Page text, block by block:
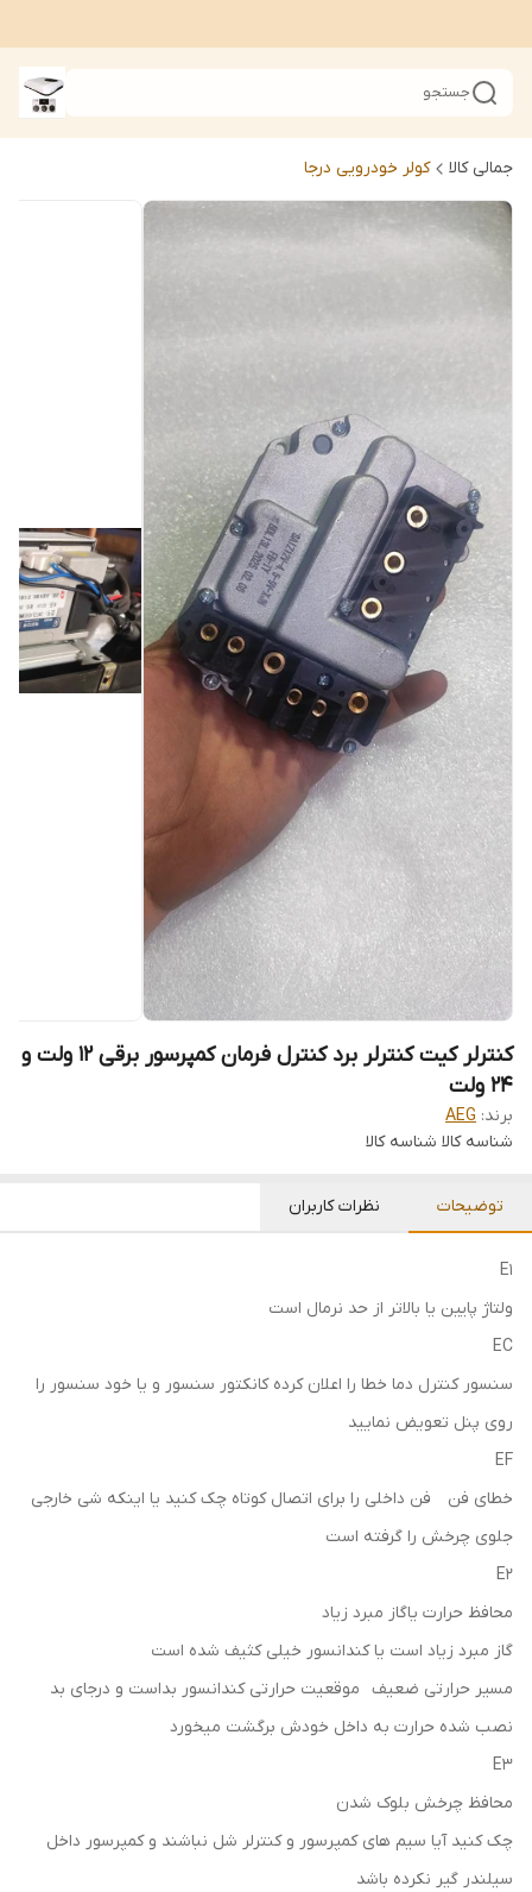
جستجو
جمالی کالا کولر خودرویی درجا
کنترلر کیت کنترلر برد کنترل فرمان کمپرسور برقی 12 ولت و
24 ولت
برند: AEG
شناسه کالاشناسه کالا
توضیحات نظرات کاربران
ولتاژ پایین یا بالاتر از حد نرمال است
EC
سنسور کنترل دما خطا را اعلان کرده کانکتور سنسور و یا خود سنسور را
روی پنل تعویض نمایید
EF
خطای فن فن داخلی را برای اتصال کوتاه چک کنید یا اینکه شی خارجی
جلوی چرخش را گرفته است
E2
محافظ حرارت یاگاز مبرد زیاد
گاز مبرد زیاد است یا کندانسور خیلی کثیف شده است
مسیر حرارتی ضعیف موقعیت حرارتی کندانسور بداست و درجای بد
نصب شده حرارت به داخل خودش برگشت میخورد
E3
محافظ چرخش بلوک شدن
چک کنید آیا سیم های کمپرسور و کنترلر شل نباشند و کمپرسور داخل
سیلندر گیر نکرده باشد